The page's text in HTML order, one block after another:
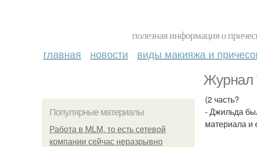
полезная информация о
главная новости виды макияжа и
Журнал
Популярные материалы
Работа в MLM, то есть сетевой
компании сейчас неразрывно
(2 часть?
- Джильда
материала и